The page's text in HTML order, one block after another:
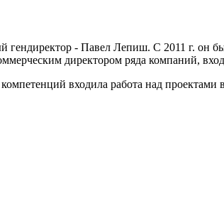
- Павел Лепиш. С 2011 г. он
директором ряда компаний,
входила работа над проектами